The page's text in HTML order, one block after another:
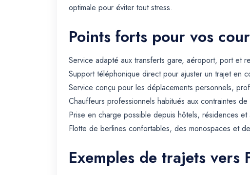
optimale pour éviter tout stress.
Points forts pour vos
Service adapté aux transferts gare, aéroport, port et
Support téléphonique direct pour ajuster un trajet en
Service conçu pour les déplacements personnels,
Chauffeurs professionnels habitués aux contraintes
Prise en charge possible depuis hôtels, résidences et
Flotte de berlines confortables, des monospaces et
Exemples de trajets vers